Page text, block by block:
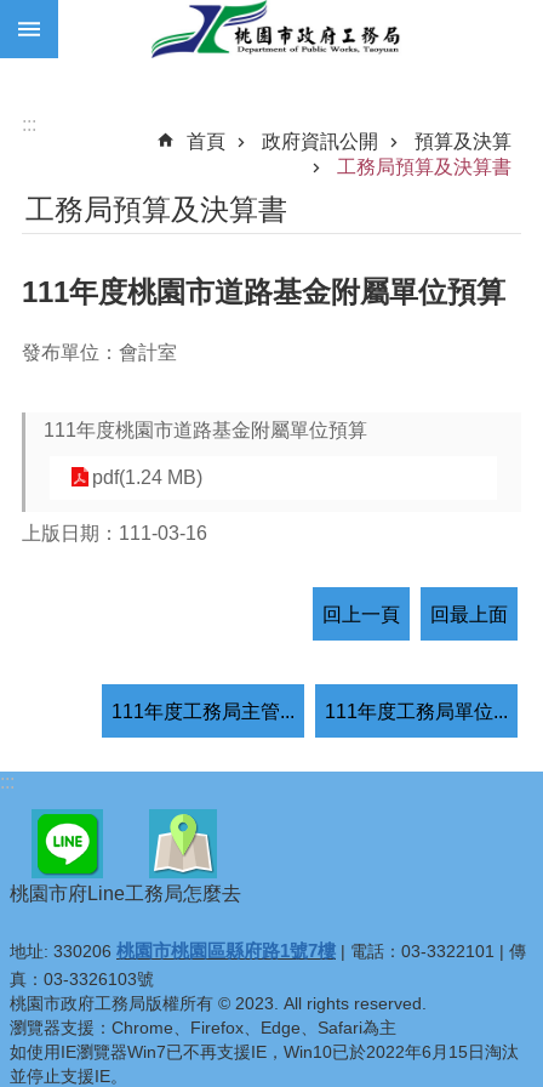
跳到主要內容區塊
:::
首頁
政府資訊公開
預算及決算
工務局預算及決算書
工務局預算及決算書
111年度桃園市道路基金附屬單位預算
發布單位：會計室
111年度桃園市道路基金附屬單位預算
pdf(1.24 MB)
上版日期：111-03-16
回上一頁 回最上面
111年度工務局主管... 111年度工務局單位...
:::
桃園市府Line工務局怎麼去
地址: 330206 桃園市桃園區縣府路1號7樓 | 電話：03-3322101 | 傳
真：03-3326103號
桃園市政府工務局版權所有 © 2023. All rights reserved.
瀏覽器支援：Chrome、Firefox、Edge、Safari為主
如使用IE瀏覽器Win7已不再支援IE，Win10已於2022年6月15日淘汰
並停止支援IE。